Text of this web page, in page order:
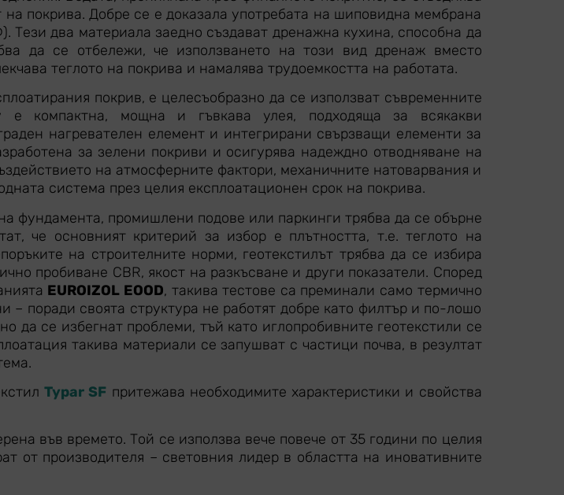
покрива. Добре се е доказала употребата на шиповидна мембрана
Тези два материала заедно създават дренажна кухина, способна да
да се отбележи, че използването на този вид дренаж вместо
теглото на покрива и намалява трудоемкостта на работата.
покрив, е целесъобразно да се използват съвременните
е компактна, мощна и гъвкава улея, подходяща за всякакви
нагревателен елемент и интегрирани свързващи елементи за
за зелени покриви и осигурява надеждно отводняване на
на атмосферните фактори, механичните натоварвания и
система през целия експлоатационен срок на покрива.
фундамента, промишлени подове или паркинги трябва да се обърне
че основният критерий за избор е плътността, т.е. теглото на
на строителните норми, геотекстилът трябва да се избира
пробиване СBR, якост на разкъсване и други показатели. Според
EUROIZOL EOOD, такива тестове са преминали само термично
– поради своята структура не работят добре като филтър и по-лошо
се избегнат проблеми, тъй като иглопробивните геотекстили се
такива материали се запушват с частици почва, в резултат
Typar SF притежава необходимите характеристики и свойства
във времето. Той се използва вече повече от 35 години по целия
от производителя – световния лидер в областта на иновативните